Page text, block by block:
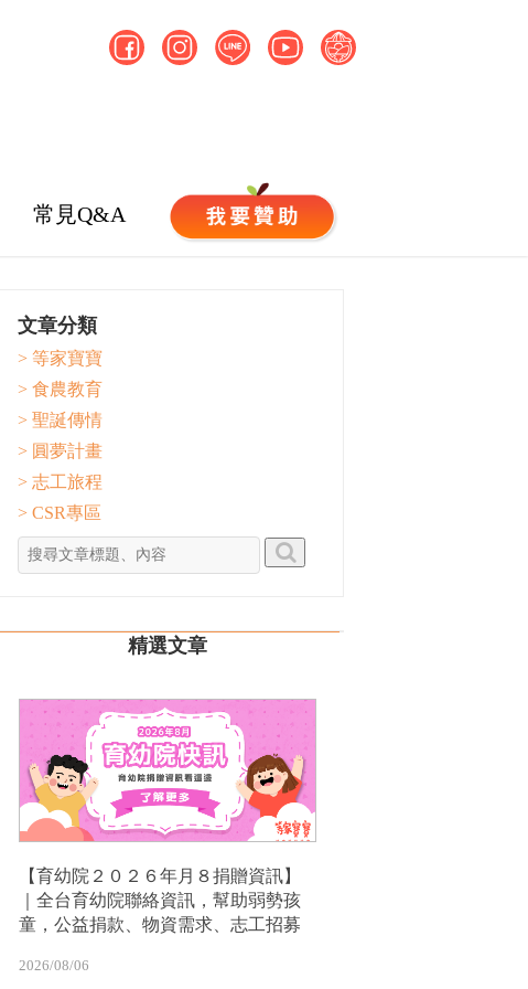
常見Q&A
文章分類
> 等家寶寶
> 食農教育
> 聖誕傳情
> 圓夢計畫
> 志工旅程
> CSR專區
精選文章
【育幼院２０２６年月８捐贈資訊】
｜全台育幼院聯絡資訊，幫助弱勢孩
童，公益捐款、物資需求、志工招募
2026/08/06